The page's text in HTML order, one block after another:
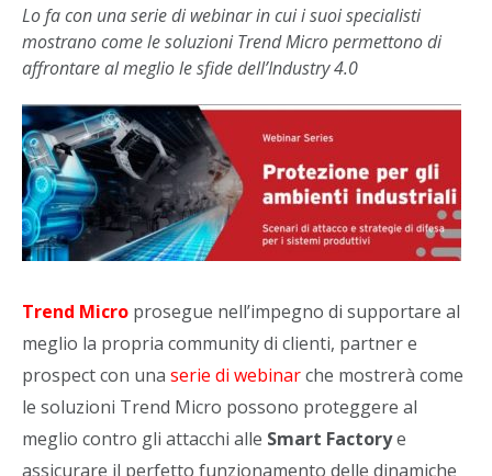
Lo fa con una serie di webinar in cui i suoi specialisti
mostrano come le soluzioni Trend Micro permettono di
affrontare al meglio le sfide dell’Industry 4.0
Trend Micro prosegue nell’impegno di supportare al
meglio la propria community di clienti, partner e
prospect con una serie di webinarche mostrerà come
le soluzioni Trend Micro possono proteggere al
meglio contro gli attacchi alle Smart Factorye
assicurare il perfetto funzionamento delle dinamiche